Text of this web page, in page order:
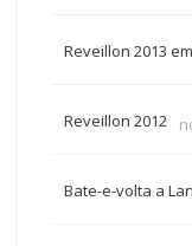
Reveillon 2013
Reveillon 2012
Bate-e-volta a